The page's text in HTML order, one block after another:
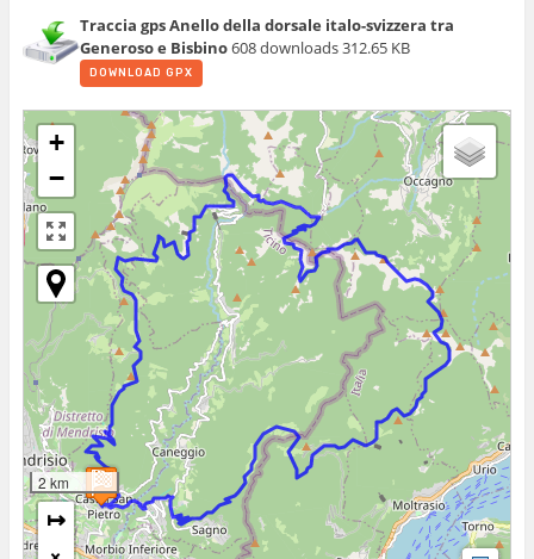
Traccia gps Anello della dorsale italo-svizzera tra
Generoso e Bisbino608 downloads312.65 KB
DOWNLOAD GPX
+
−
2 km
↦